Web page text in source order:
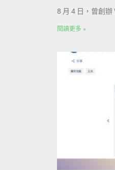
8 月 4 日，曾創辦
閱讀更多 »